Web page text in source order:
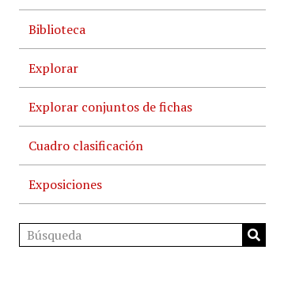
Biblioteca
Explorar
Explorar conjuntos de fichas
Cuadro clasificación
Exposiciones